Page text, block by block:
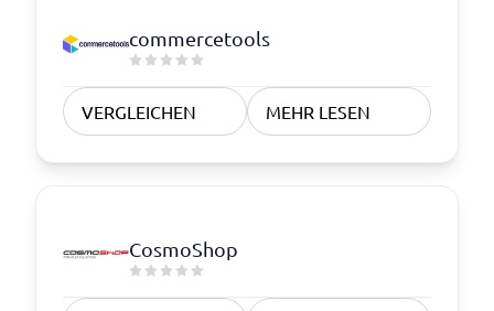
commercetools
VERGLEICHEN MEHR LESEN
CosmoShop